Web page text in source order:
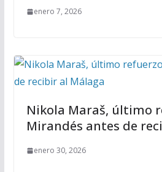
enero 7, 2026
Nikola Maraš, último
Mirandés antes de
enero 30, 2026